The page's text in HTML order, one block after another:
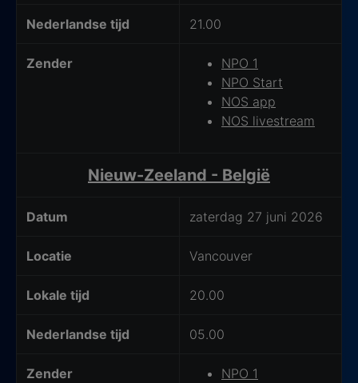
Nederlandse tijd 21.00
Zender
NPO 1
NPO Start
NOS app
NOS livestream
Nieuw-Zeeland - België
Datum zaterdag 27 juni 2026
Locatie Vancouver
Lokale tijd 20.00
Nederlandse tijd 05.00
Zender
NPO 1